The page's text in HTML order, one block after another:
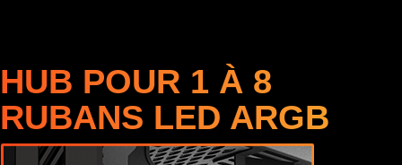
HUB POUR 1 À 8
RUBANS LED ARGB